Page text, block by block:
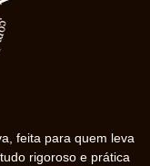
feita para quem leva
rigoroso e prática